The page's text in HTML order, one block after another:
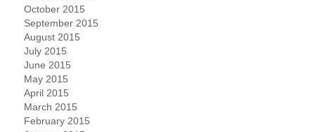
October 2015
September 2015
August 2015
July 2015
June 2015
May 2015
April 2015
March 2015
February 2015